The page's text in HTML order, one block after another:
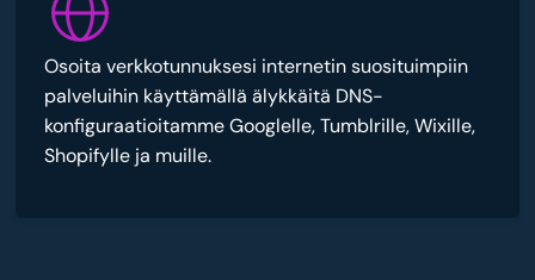
Osoita verkkotunnuksesi internetin suosituimpiin
palveluihin käyttämällä älykkäitä DNS-
konfiguraatioitamme Googlelle, Tumblrille, Wixille,
Shopifylle ja muille.